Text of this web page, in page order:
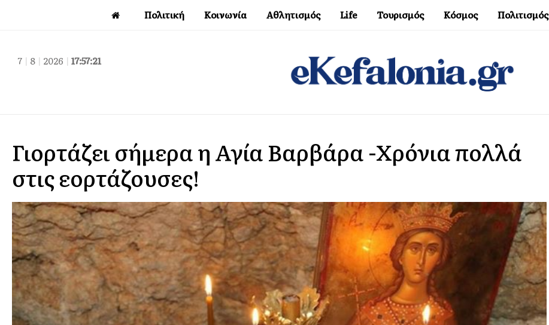
Πολιτική Κοινωνία Αθλητισμός Life Τουρισμός Κόσμος Πολιτισμός
7 | 8 | 2026 | 17:57:22
Γιορτάζει σήμερα η Αγία Βαρβάρα -Χρόνια πολλά
στις εορτάζουσες!